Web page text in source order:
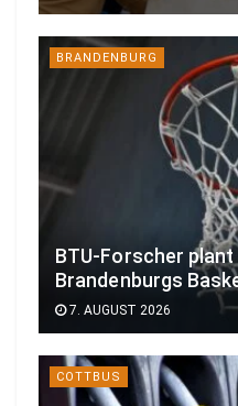
BRANDENBURG
BTU-Forscher
Brandenburgs
7. AUGUST 2026
COTTBUS